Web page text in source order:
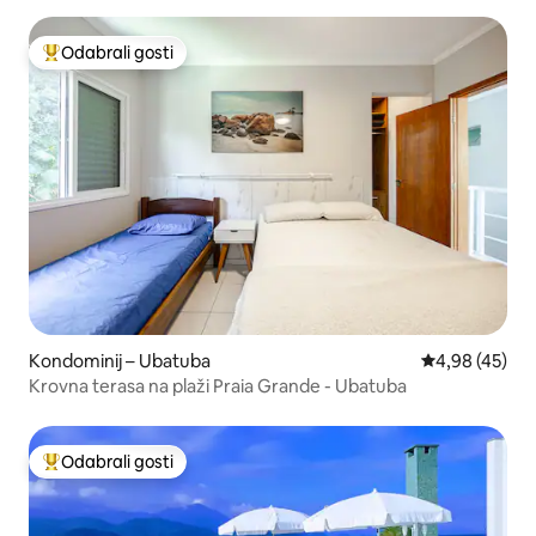
Među najviše rangiranima s oznakom „Odabrali gosti”
Odabrali gosti
Kondominij – Ubatuba Prosječna
4,98 (45)
Krovna terasa na plaži Praia Grande - Ubatuba
Među najviše rangiranima s oznakom „Odabrali gosti”
Odabrali gosti